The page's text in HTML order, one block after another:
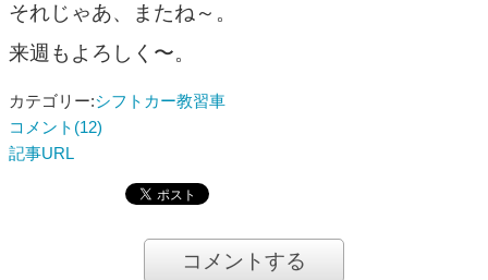
それじゃあ、またね～。
来週もよろしく〜。
カテゴリー:シフトカー教習車
コメント(12)
記事URL
コメントする